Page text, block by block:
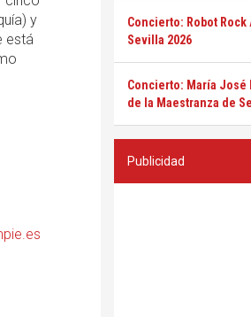
y
está
Concierto: Robot Rock
Sevilla 2026
Concierto: María José
de la Maestranza de
Publicidad